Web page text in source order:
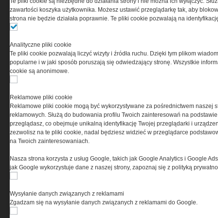
PRYWATNOŚĆ
informacji na Twoim komputerze. Pliki cookies stosujemy
w celu świadczenia usług na najwyższym poziomie,
w tym w sposób dostosowany do indywidualnych potrzeb.
Korzystanie z witryny bez zmiany ustawień dotyczących
cookies oznacza, że będą one zamieszczane w Twoim
dokonać zmiany ustawień przeglądarki dotyczących
cookies. Nim Państwo zaczną korzystać z naszego
serwisu prosimy o zapoznanie się z naszą polityką
prywatności oraz informacją o cookies.
Copyright © 2004-2019 Grupa MEDIUM Spółka z ograniczoną odpowiedzialnością
Spółka komandytowa, nr KRS: 0000537655. Wszelkie prawa, w tym Autora, Wydawcy i
zawartości koszyka użytkownika. Możesz ustawić przeglądarkę tak, aby
strona nie będzie działała poprawnie. Te pliki cookie pozwalają na
Analityczne pliki cookie
Te pliki cookie pozwalają liczyć wizyty i źródła ruchu. Dzięki tym plikom
popularne i w jaki sposób poruszają się odwiedzający stronę. Wszystkie
cookie są anonimowe.
Reklamowe pliki cookie
Reklamowe pliki cookie mogą być wykorzystywane za pośrednictwem naszej
reklamowych. Służą do budowania profilu Twoich zainteresowań na
przeglądasz, co obejmuje unikalną identyfikację Twojej przeglądarki i
zezwolisz na te pliki cookie, nadal będziesz widzieć w przeglądarce
na Twoich zainteresowaniach.
Nasza strona korzysta z usług Google, takich jak Google Analytics i Google
jak Google wykorzystuje dane z naszej strony, zapoznaj się z polityką
Wysyłanie danych związanych z reklamami
Zgadzam się na wysyłanie danych związanych z reklamami do Google.